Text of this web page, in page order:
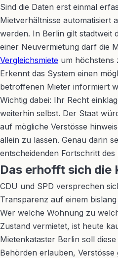
Sind die Daten erst einmal
Mietverhältnisse automatisiert
werden. In Berlin gilt stadtweit
einer Neuvermietung darf die
Vergleichsmiete um höchstens
Erkennt das System einen
betroffenen Mieter informiert
Wichtig dabei: Ihr Recht
weiterhin selbst. Der Staat
auf mögliche Verstösse
allein zu lassen. Genau darin
entscheidenden Fortschritt
Das erhofft sich die
CDU und SPD versprechen
Transparenz auf einem
Wer welche Wohnung zu
Zustand vermietet, ist heute
Mietenkataster Berlin soll
Behörden erlauben, Verstösse